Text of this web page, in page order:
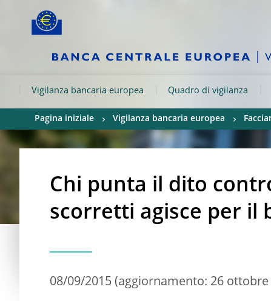
Skip to:
Vigilanza bancaria europea Quadro di vigilanza
Pagina iniziale Vigilanza bancaria europea
Chi punta il dito
scorretti agisce per il
08/09/2015 (aggiornamento: 26 ottobre